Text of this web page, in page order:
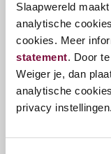
Slaapwereld
analytische
cookies. Meer
statement. Door
Weiger je, dan
analytische
privacy instellingen.
Het vinden van
slaapvoorkeuren
Slaapwereld
we advies op
diverse collectie
zoals Pullman
Vergelijk onze